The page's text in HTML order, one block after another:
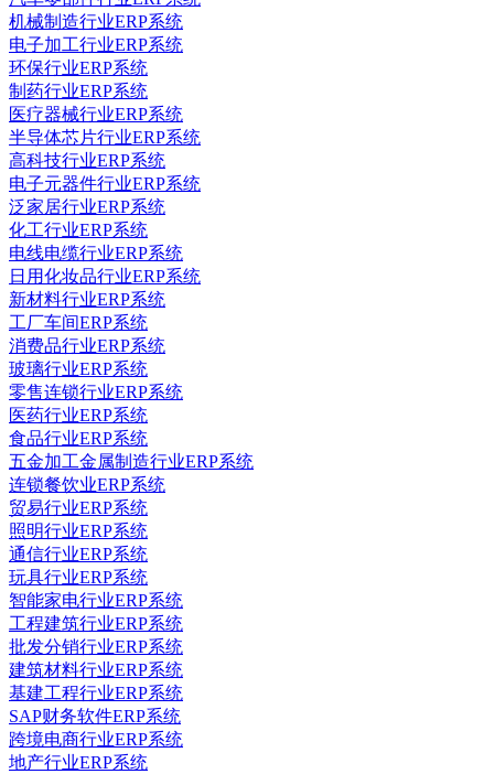
机械制造行业ERP系统
电子加工行业ERP系统
环保行业ERP系统
制药行业ERP系统
医疗器械行业ERP系统
半导体芯片行业ERP系统
高科技行业ERP系统
电子元器件行业ERP系统
泛家居行业ERP系统
化工行业ERP系统
电线电缆行业ERP系统
日用化妆品行业ERP系统
新材料行业ERP系统
工厂车间ERP系统
消费品行业ERP系统
玻璃行业ERP系统
零售连锁行业ERP系统
医药行业ERP系统
食品行业ERP系统
五金加工金属制造行业ERP系统
连锁餐饮业ERP系统
贸易行业ERP系统
照明行业ERP系统
通信行业ERP系统
玩具行业ERP系统
智能家电行业ERP系统
工程建筑行业ERP系统
批发分销行业ERP系统
建筑材料行业ERP系统
基建工程行业ERP系统
SAP财务软件ERP系统
跨境电商行业ERP系统
地产行业ERP系统